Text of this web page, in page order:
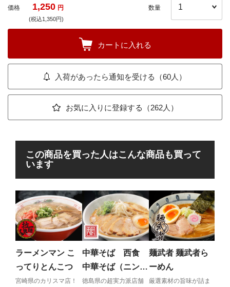
価格 1,250 円
(税込1,350円)
数量
カートに入れる
入荷があったら通知を受ける（60人）
お気に入りに登録する（262人）
この商品を買った人はこんな商品も買って
います
ラーメンマン こ
ってりとんこつ
宮崎県のカリスマ店！
中華そば 西食
中華そば（ニンニ
ク味噌背脂付）
徳島県の超実力派店舗
麺武者 麺武者ら
ーめん
厳選素材の旨味が詰ま